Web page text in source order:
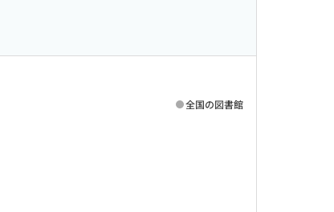
全国の図書館